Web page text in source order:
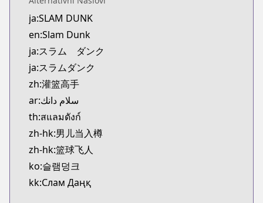
Official English
https://www.viz.com/slam-dunk
ja:SLAM DUNK
en:Slam Dunk
ja:スラム ダンク
ja:スラムダンク
zh:灌篮高手
ar:سلام دانك
th:สแลมดังก์
zh-hk:男儿当入樽
zh-hk:篮球飞人
ko:슬램덩크
kk:Слам Даңқ